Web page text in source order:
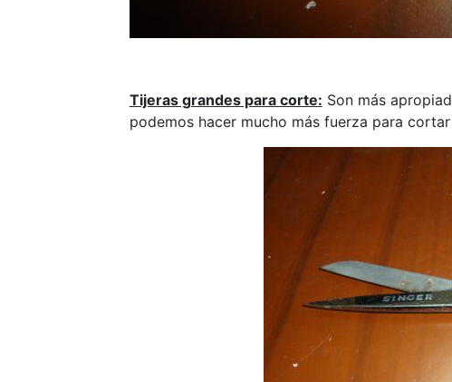
Tijeras grandes para corte: Son más
podemos hacer mucho más fuerza para